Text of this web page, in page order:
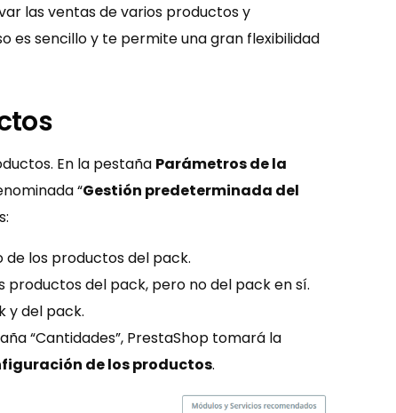
las ventas de varios productos y
es sencillo y te permite una gran flexibilidad
En la pestaña Parámetros de la
“Gestión predeterminada del
los productos del pack.
productos del pack, pero no del pack en sí.
y del pack.
“Cantidades”, PrestaShop tomará la
de los productos.